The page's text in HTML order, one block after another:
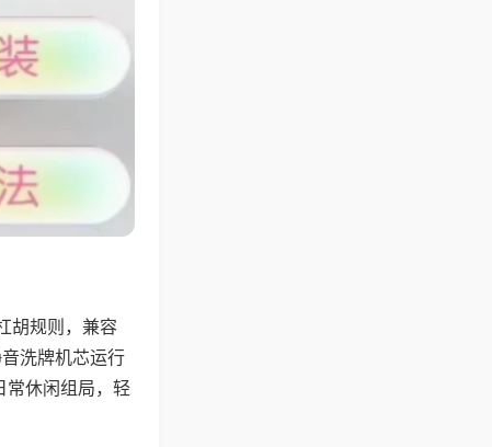
胡规则，兼容
洗牌机芯运行
常休闲组局，轻